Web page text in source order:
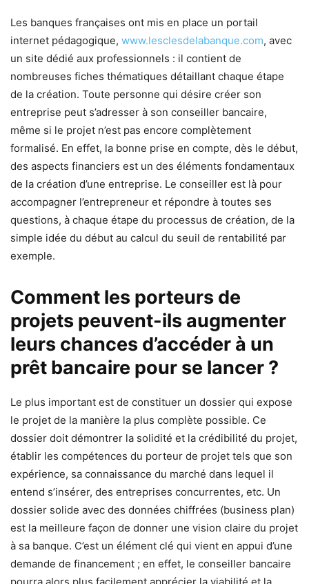
Les banques françaises ont mis en place un portail
internet pédagogique, www.lesclesdelabanque.com, avec
un site dédié aux professionnels : il contient de
nombreuses fiches thématiques détaillant chaque étape
de la création. Toute personne qui désire créer son
entreprise peut s’adresser à son conseiller bancaire,
même si le projet n’est pas encore complètement
formalisé. En effet, la bonne prise en compte, dès le début,
des aspects financiers est un des éléments fondamentaux
de la création d’une entreprise. Le conseiller est là pour
accompagner l’entrepreneur et répondre à toutes ses
questions, à chaque étape du processus de création, de la
simple idée du début au calcul du seuil de rentabilité par
exemple.
Comment les porteurs de
projets peuvent-ils augmenter
leurs chances d’accéder à un
prêt bancaire pour se lancer ?
Le plus important est de constituer un dossier qui expose
le projet de la manière la plus complète possible. Ce
dossier doit démontrer la solidité et la crédibilité du projet,
établir les compétences du porteur de projet tels que son
expérience, sa connaissance du marché dans lequel il
entend s’insérer, des entreprises concurrentes, etc. Un
dossier solide avec des données chiffrées (business plan)
est la meilleure façon de donner une vision claire du projet
à sa banque. C’est un élément clé qui vient en appui d’une
demande de financement ; en effet, le conseiller bancaire